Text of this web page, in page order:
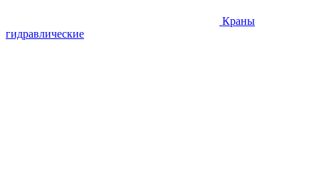
Краны
гидравлические